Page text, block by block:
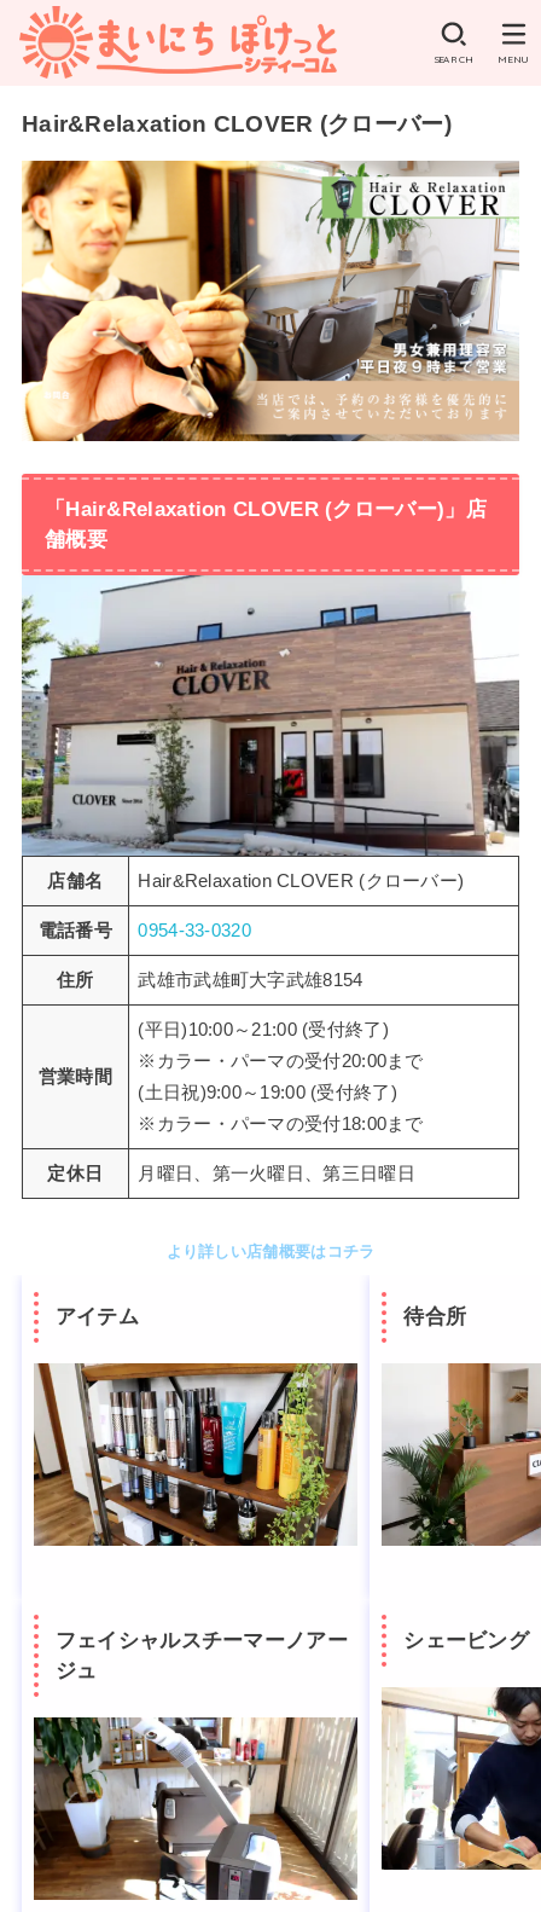
SEARCH MENU
Hair&Relaxation CLOVER (クローバー)
「Hair&Relaxation CLOVER (クローバー)」店
舗概要
店舗名 Hair&Relaxation CLOVER (クローバー)
電話番号 0954-33-0320
住所 武雄市武雄町大字武雄8154
営業時間
(平日)10:00～21:00 (受付終了)
※カラー・パーマの受付20:00まで
(土日祝)9:00～19:00 (受付終了)
※カラー・パーマの受付18:00まで
定休日 月曜日、第一火曜日、第三日曜日
より詳しい店舗概要はコチラ
アイテム 待合所
フェイシャルスチーマーノアー
ジュ
シェービング